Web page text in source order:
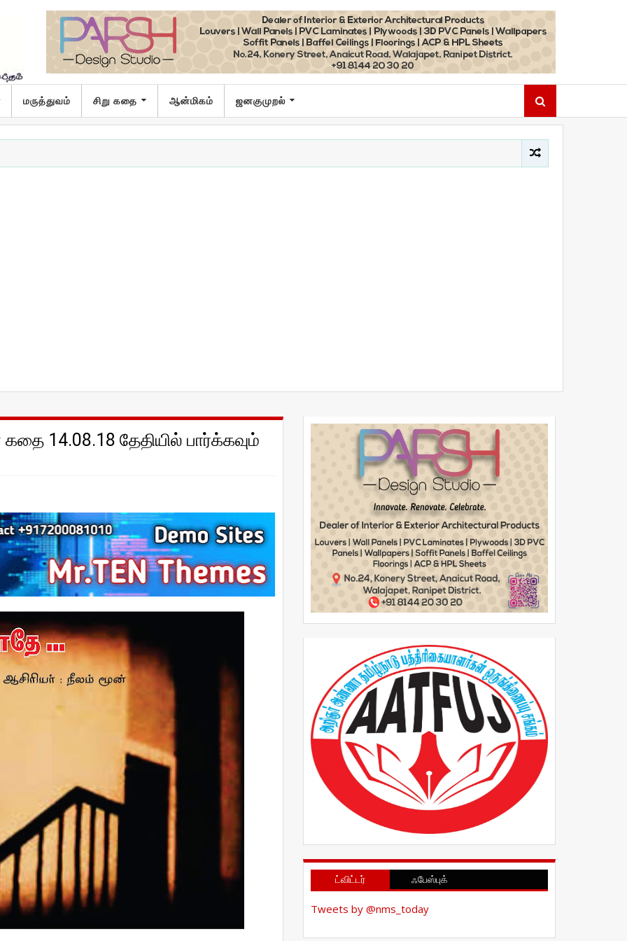
மருத்துவம் சிறு கதை ஆன்மிகம் ஜனகுமுறல்
14.08.18 தேதியில் பார்க்கவும்
ட்விட்டர் ஃபேஸ்புக்
Tweets by @nms_today